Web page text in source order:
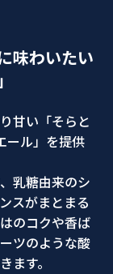
味わいたい
甘い「そらと
ール」を提供
乳糖由来のシ
スがまとまる
のコクや香ば
ツのような酸
ます。